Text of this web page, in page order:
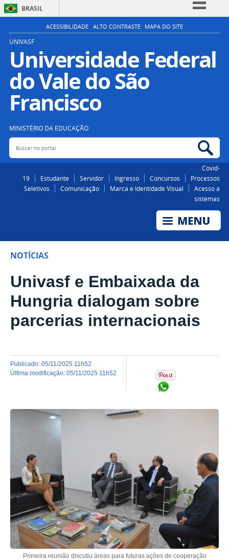
BRASIL
Simplifique!
Participe
Acesso à informação
Legislação
ACESSIBILIDADE ALTO CONTRASTE MAPA DO SITE
UNIVASF
Universidade Federal
do Vale do São
Francisco
MINISTÉRIO DA EDUCAÇÃO
Buscar no portal
Covid-
19
Estudante Servidor Ingresso Concursos
Processos
Seletivos
Comunicação Marca e Identidade Visual
Acesso a
sistemas
NOTÍCIAS
Univasf e Embaixada da
Hungria dialogam sobre
parcerias internacionais
publicado: 05/11/2025 11h52
última modificação: 05/11/2025 11h52
Primeira reunião discutiu áreas para futuras ações de cooperação